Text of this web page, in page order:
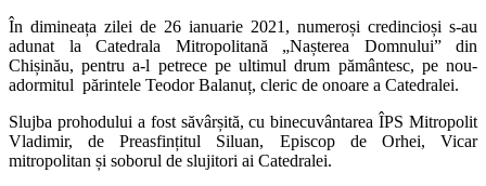
În dimineața zilei de 26 ianuarie 2021, numeroși credincioși s-au
adunat la Catedrala Mitropolitană „Nașterea Domnului” din
Chișinău, pentru a-l petrece pe ultimul drum pământesc, pe nou-
adormitul părintele Teodor Balanuț, cleric de onoare a Catedralei.
Slujba prohodului a fost săvârșită, cu binecuvântarea ÎPS Mitropolit
Vladimir, de Preasfințitul Siluan, Episcop de Orhei, Vicar
mitropolitan și soborul de slujitori ai Catedralei.